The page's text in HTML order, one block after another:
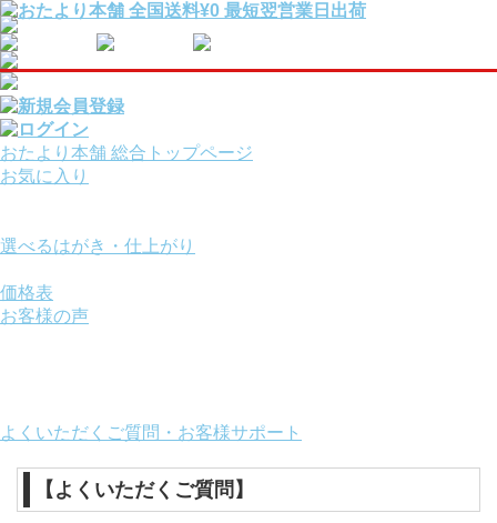
おたより本舗 総合トップページ
お気に入り
選べるはがき・仕上がり
価格表
お客様の声
よくいただくご質問・お客様サポート
【よくいただくご質問】